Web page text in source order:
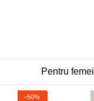
Pentru femei
−50%